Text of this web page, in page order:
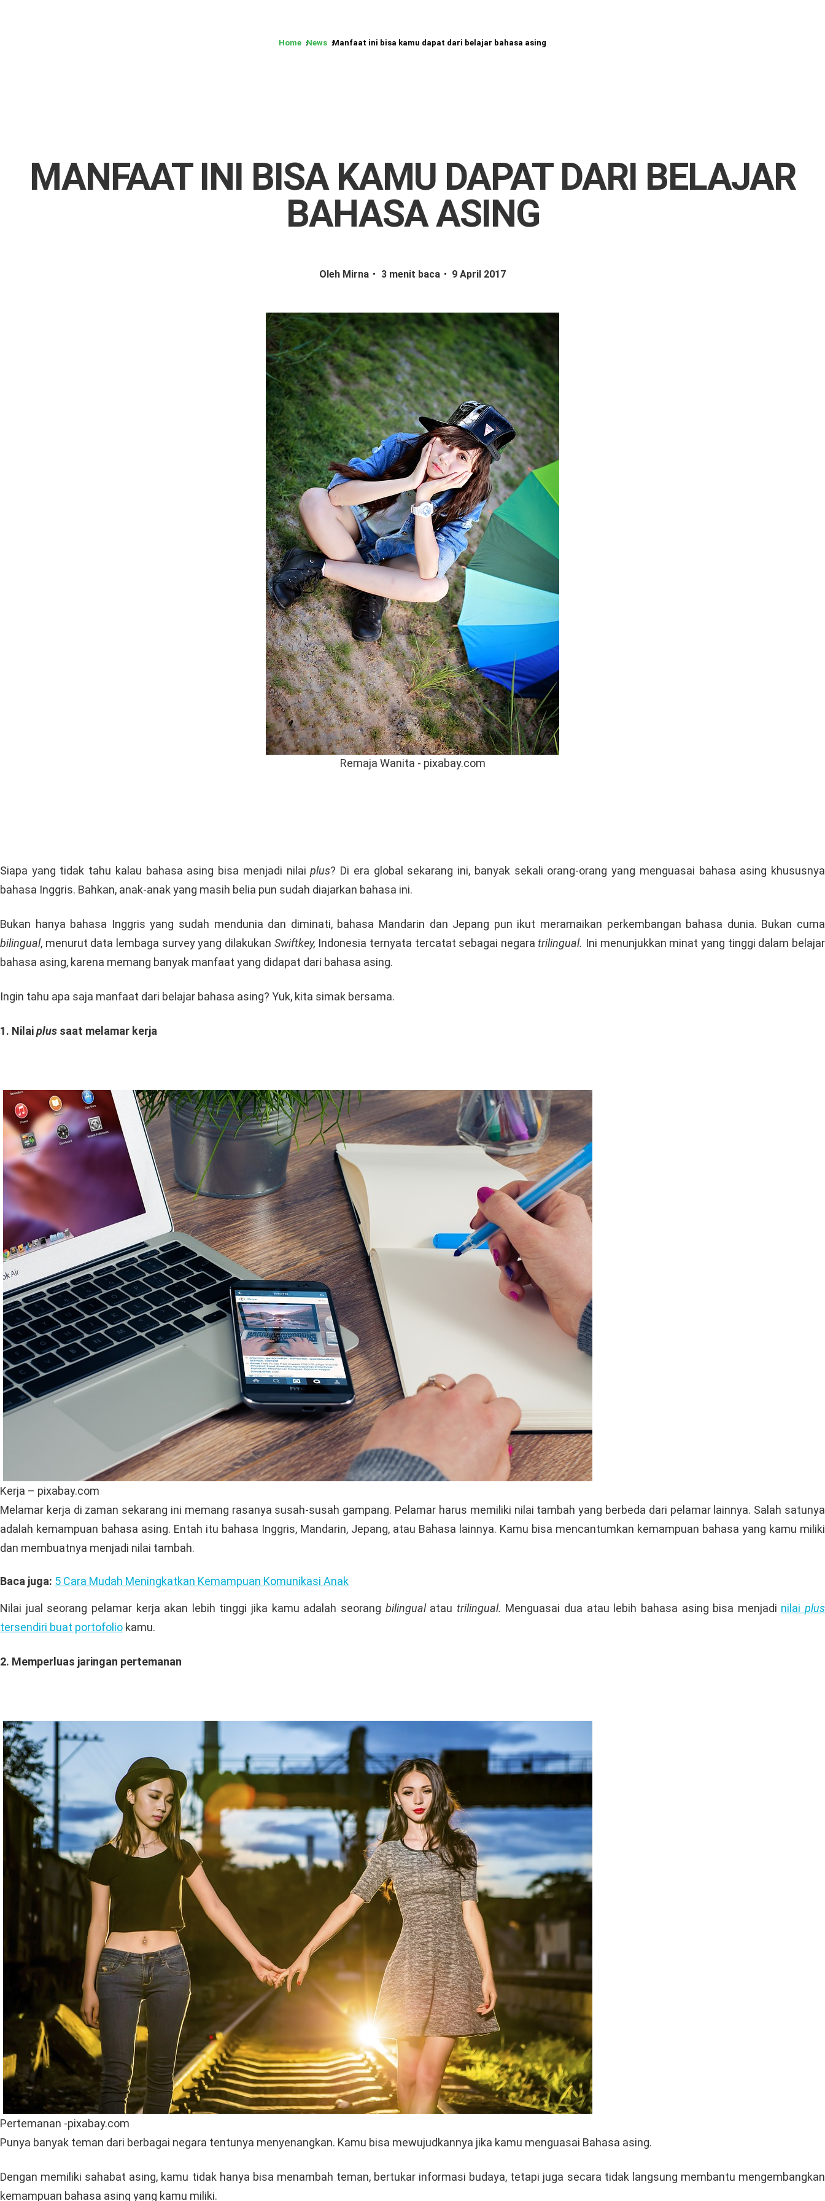
Job Vaccancy
Home News Manfaat ini bisa kamu dapat dari belajar bahasa asing
MANFAAT INI BISA KAMU DAPAT DARI BELAJAR
BAHASA ASING
Oleh Mirna 3 menit baca 9 April 2017
Remaja Wanita - pixabay.com
Siapa yang tidak tahu kalau bahasa asing bisa menjadi nilaiplus? Di era global sekarang ini, banyak sekali orang-orang yang menguasai bahasa asing khususnya
bahasa Inggris. Bahkan, anak-anak yang masih belia pun sudah diajarkan bahasa ini.
Bukan hanya bahasa Inggris yang sudah mendunia dan diminati, bahasa Mandarin dan Jepang pun ikut meramaikan perkembangan bahasa dunia. Bukan cuma
bilingual, menurut data lembaga survey yang dilakukan Swiftkey, Indonesia ternyata tercatat sebagai negaratrilingual. Ini menunjukkan minat yang tinggi dalam belajar
bahasa asing, karena memang banyak manfaat yang didapat dari bahasa asing.
Ingin tahu apa saja manfaat dari belajar bahasa asing? Yuk, kita simak bersama.
1. Nilaiplus saat melamar kerja
Kerja – pixabay.com
Melamar kerja di zaman sekarang ini memang rasanya susah-susah gampang. Pelamar harus memiliki nilai tambah yang berbeda dari pelamar lainnya. Salah satunya
adalah kemampuan bahasa asing. Entah itu bahasa Inggris, Mandarin, Jepang, atau Bahasa lainnya. Kamu bisa mencantumkan kemampuan bahasa yang kamu miliki
dan membuatnya menjadi nilai tambah.
Baca juga: 5 Cara Mudah Meningkatkan Kemampuan Komunikasi Anak
Nilai jual seorang pelamar kerja akan lebih tinggi jika kamu adalah seorang bilingual atau trilingual. Menguasai dua atau lebih bahasa asing bisa menjadi nilai plus
tersendiri buat portofolio kamu.
2. Memperluas jaringan pertemanan
Pertemanan -pixabay.com
Punya banyak teman dari berbagai negara tentunya menyenangkan. Kamu bisa mewujudkannya jika kamu menguasai Bahasa asing.
Dengan memiliki sahabat asing, kamu tidak hanya bisa menambah teman, bertukar informasi budaya, tetapi juga secara tidak langsung membantu mengembangkan
kemampuan bahasa asing yang kamu miliki.